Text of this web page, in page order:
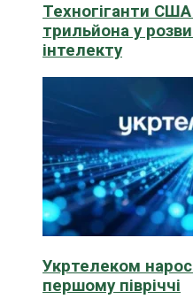
Техногіганти
трильйона у
інтелекту
Укртелеком
першому півріччі